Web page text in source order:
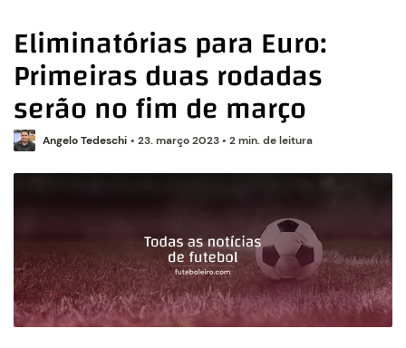
Eliminatórias para Euro:
Primeiras duas rodadas
serão no fim de março
Angelo Tedeschi • 23. março 2023• 2 min. de leitura